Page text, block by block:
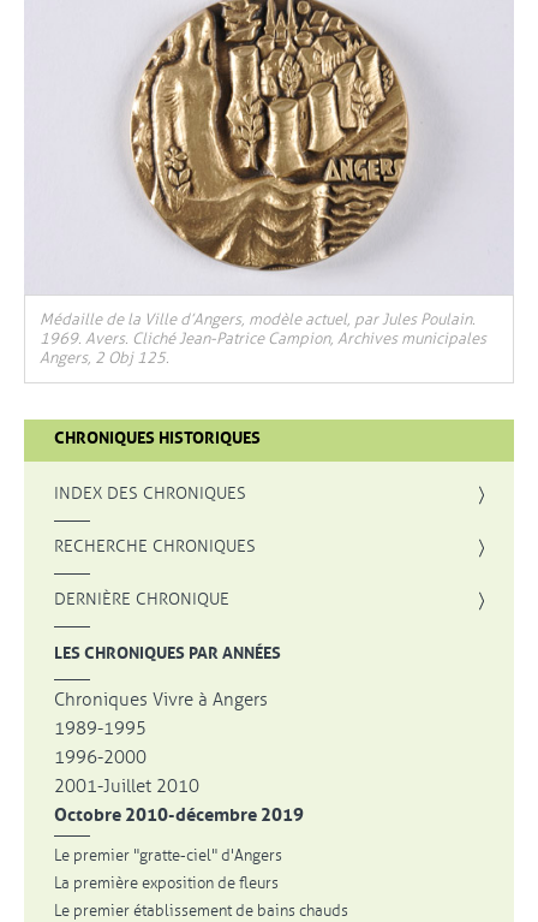
Médaille de la Ville d’Angers, modèle actuel, par Jules Poulain.
1969. Avers. Cliché Jean-Patrice Campion, Archives municipales
Angers, 2 Obj 125.
CHRONIQUES HISTORIQUES
INDEX DES CHRONIQUES
RECHERCHE CHRONIQUES , OUVRE UNE NOUVELLE FENÊTRE
DERNIÈRE CHRONIQUE
LES CHRONIQUES PAR ANNÉES
Chroniques Vivre à Angers
1989-1995
1996-2000
2001-Juillet 2010
Octobre 2010-décembre 2019
Le premier "gratte-ciel" d'Angers
La première exposition de fleurs
Le premier établissement de bains chauds